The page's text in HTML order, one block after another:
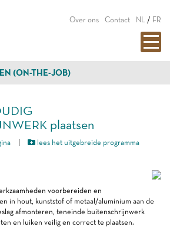
Over ons Contact NL / FR
(ON-THE-JOB)
plaatsen
lees het uitgebreide programma
voorbereiden en
in hout, kunststof of metaal/aluminium aan de
afmonteren, teneinde buitenschrijnwerk
en luiken veilig en correct te plaatsen.